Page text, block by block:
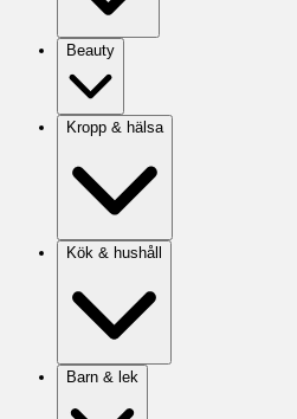
Beauty
Kropp & hälsa
Kök & hushåll
Barn & lek